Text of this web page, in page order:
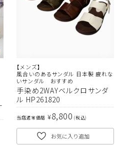
【メンズ】
風合いのあるサンダル 日本製 疲れな
いサンダル おすすめ
手染め2WAYベルクロサンダ
ル HP261820
当店通常価格 ¥8,800 税込
お気に入り追加